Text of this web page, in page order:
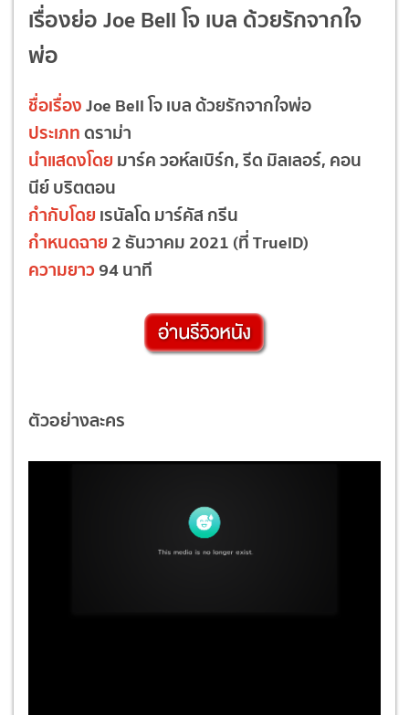
เรื่องย่อ Joe Bell โจ เบล ด้วยรักจากใจ
พ่อ
ชื่อเรื่องJoe Bell โจ เบล ด้วยรักจากใจพ่อ
ประเภทดราม่า
นำแสดงโดย มาร์ค วอห์ลเบิร์ก, รีด มิลเลอร์, คอน
นีย์ บริตตอน
กำกับโดย เรนัลโด มาร์คัส กรีน
กำหนดฉาย 2 ธันวาคม 2021 (ที่ TrueID)
ความยาว94 นาที
ตัวอย่างละคร